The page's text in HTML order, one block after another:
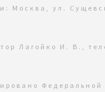
Москва, ул.
Лагойко И. В.,
Федеральной